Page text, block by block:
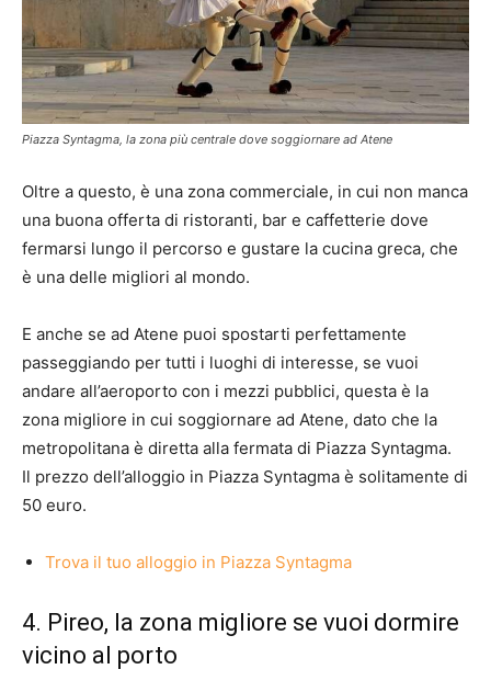
Piazza Syntagma, la zona più centrale dove soggiornare ad Atene
Oltre a questo, è una zona commerciale, in cui non manca
una buona offerta di ristoranti, bar e caffetterie dove
fermarsi lungo il percorso e gustare la cucina greca, che
è una delle migliori al mondo.
E anche se ad Atene puoi spostarti perfettamente
passeggiando per tutti i luoghi di interesse, se vuoi
andare all’aeroporto con i mezzi pubblici, questa è la
zona migliore in cui soggiornare ad Atene, dato che la
metropolitana è diretta alla fermata di Piazza Syntagma.
Il prezzo dell’alloggio in Piazza Syntagma è solitamente di
50 euro.
Trova il tuo alloggio in Piazza Syntagma
4. Pireo, la zona migliore se vuoi dormire
vicino al porto